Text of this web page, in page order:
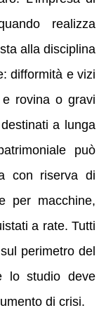
realizza
alla disciplina
difformità e vizi
rovina o gravi
a lunga
può
con riserva di
per macchine,
a rate. Tutti
perimetro del
lo studio deve
di crisi.